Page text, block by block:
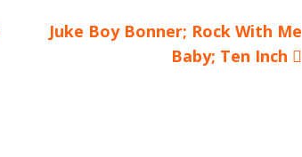
Nächster
Juke Boy Bonner; Rock With Me
Baby; Ten Inch